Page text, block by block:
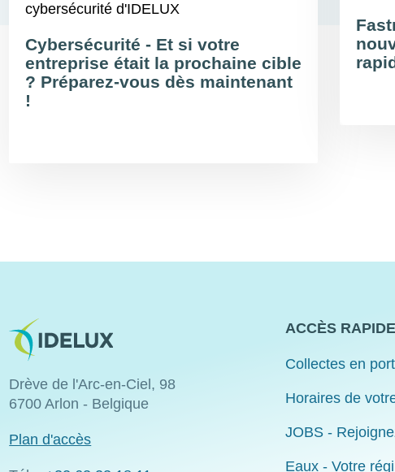
cybersécurité d'IDELUX
Cybersécurité - Et si votre
entreprise était la prochaine cible
? Préparez-vous dès maintenant
!
Image
Drève de l'Arc-en-Ciel, 98
6700 Arlon - Belgique
Plan d'accès
ACCÈS
Collectes en
Horaires de
JOBS -
Eaux - Votre